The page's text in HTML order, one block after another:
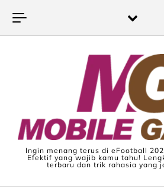
Ingin menang terus di eFootball
Efektif yang wajib kamu tahu!
terbaru dan trik rahasia yang